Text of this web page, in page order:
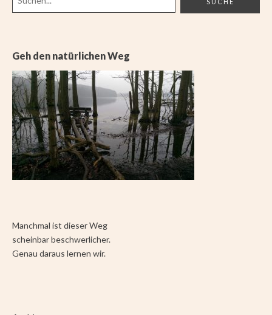
Geh den natürlichen Weg
Manchmal ist dieser Weg
scheinbar beschwerlicher.
Genau daraus lernen wir.